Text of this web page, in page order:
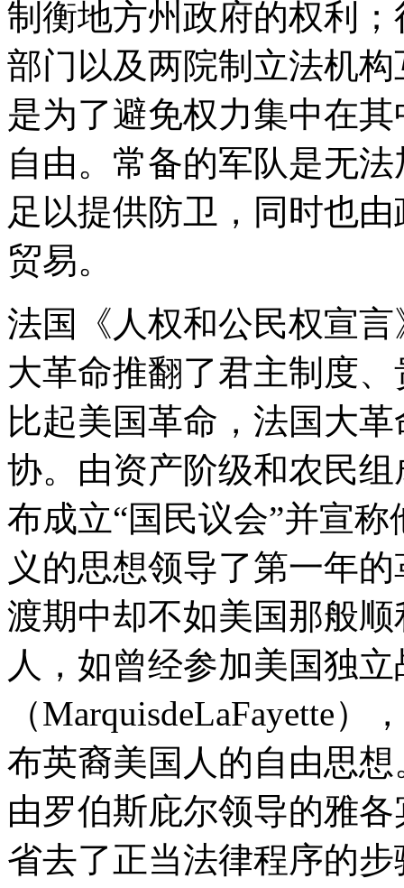
制衡地方州政府的权利
部门以及两院制立法机
是为了避免权力集中在
自由。常备的军队是无
足以提供防卫，同时也
贸易。
法国《人权和公民权宣
大革命推翻了君主制度
比起美国革命，法国大
协。由资产阶级和农民组
布成立“国民议会”并宣
义的思想领导了第一年
渡期中却不如美国那般
人，如曾经参加美国独
（MarquisdeLaFayette
布英裔美国人的自由思
由罗伯斯庇尔领导的雅
省去了正当法律程序的